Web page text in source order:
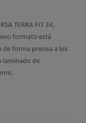
TERRA FIT 34,
formato está
forma precisa a los
laminado de